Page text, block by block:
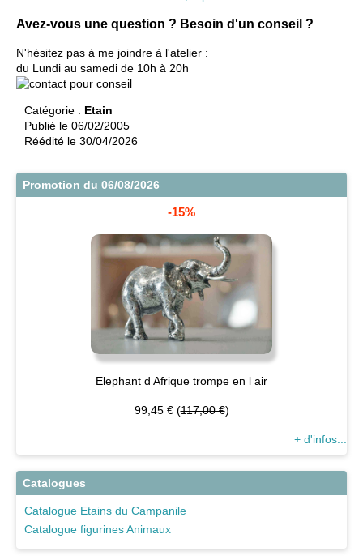
Avez-vous une question ? Besoin d'un conseil ?
N'hésitez pas à me joindre à l'atelier :
du Lundi au samedi de 10h à 20h
Catégorie : Etain
Publié le 06/02/2005
Réédité le 30/04/2026
Promotion du 06/08/2026
-15%
Elephant d Afrique trompe en l air
99,45 € (117,00 €)
+ d'infos...
Catalogues
Catalogue Etains du Campanile
Catalogue figurines Animaux